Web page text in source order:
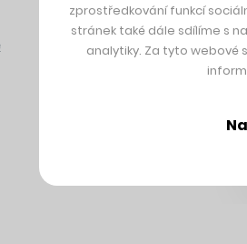
zprostředkování funkcí
stránek také dále sdílíme s
analytiky. Za tyto webové